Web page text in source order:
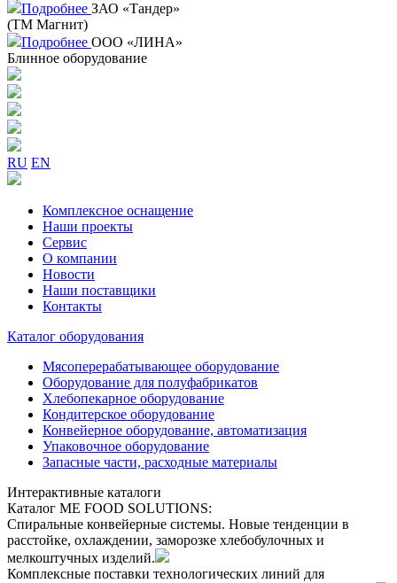
Подробнее ЗАО «Тандер»
(ТМ Магнит)
Подробнее ООО «ЛИНА»
Блинное оборудование
RU EN
Комплексное оснащение
Наши проекты
Сервис
О компании
Новости
Наши поставщики
Контакты
Каталог оборудования
Мясоперерабатывающее оборудование
Оборудование для полуфабрикатов
Хлебопекарное оборудование
Кондитерское оборудование
Конвейерное оборудование, автоматизация
Упаковочное оборудование
Запасные части, расходные материалы
Интерактивные каталоги
Каталог ME FOOD SOLUTIONS:
Спиральные конвейерные системы. Новые тенденции в
расстойке, охлаждении, заморозке хлебобулочных и
мелкоштучных изделий.
Комплексные поставки технологических линий для